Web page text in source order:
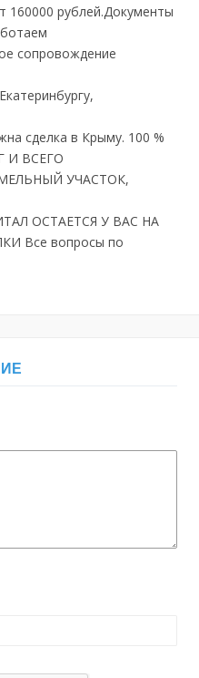
160000 рублей.Документы
сопровождение
сделка в Крыму. 100 %
И ВСЕГО
УЧАСТОК,
ОСТАЕТСЯ У ВАС НА
Все вопросы по